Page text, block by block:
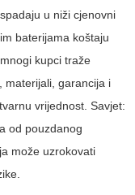
u niži cjenovni
baterijama koštaju
kupci traže
materijali, garancija i
vrijednost. Savjet:
od pouzdanog
može uzrokovati